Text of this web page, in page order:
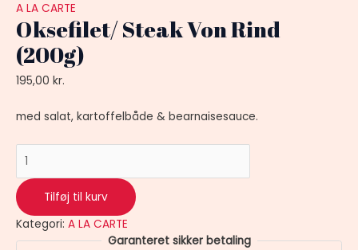
A LA CARTE
Oksefilet/ Steak Von Rind
(200g)
195,00 kr.
med salat, kartoffelbåde & bearnaisesauce.
Tilføj til kurv
Kategori: A LA CARTE
Garanteret sikker betaling